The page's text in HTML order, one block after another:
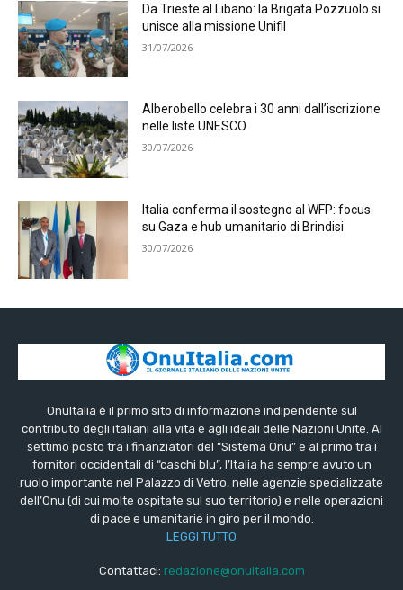
Da Trieste al Libano: la Brigata Pozzuolo si
unisce alla missione Unifil
31/07/2026
Alberobello celebra i 30 anni dall’iscrizione
nelle liste UNESCO
30/07/2026
Italia conferma il sostegno al WFP: focus
su Gaza e hub umanitario di Brindisi
30/07/2026
OnuItalia è il primo sito di informazione indipendente sul
contributo degli italiani alla vita e agli ideali delle Nazioni Unite. Al
settimo posto tra i finanziatori del “Sistema Onu” e al primo tra i
fornitori occidentali di “caschi blu”, l’Italia ha sempre avuto un
ruolo importante nel Palazzo di Vetro, nelle agenzie specializzate
dell’Onu (di cui molte ospitate sul suo territorio) e nelle operazioni
di pace e umanitarie in giro per il mondo.
LEGGI TUTTO
Contattaci: redazione@onuitalia.com